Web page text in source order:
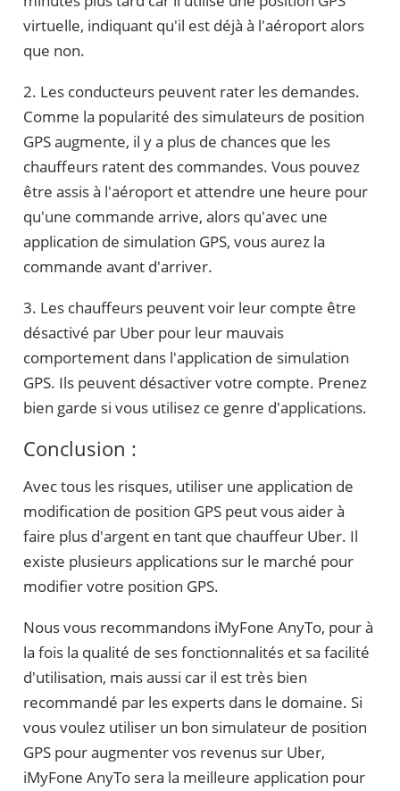
virtuelle, indiquant qu'il est déjà à l'aéroport alors
que non.
2. Les conducteurs peuvent rater les demandes.
Comme la popularité des simulateurs de position
GPS augmente, il y a plus de chances que les
chauffeurs ratent des commandes. Vous pouvez
être assis à l'aéroport et attendre une heure pour
qu'une commande arrive, alors qu'avec une
application de simulation GPS, vous aurez la
commande avant d'arriver.
3. Les chauffeurs peuvent voir leur compte être
désactivé par Uber pour leur mauvais
comportement dans l'application de simulation
GPS. Ils peuvent désactiver votre compte. Prenez
bien garde si vous utilisez ce genre d'applications.
Conclusion :
Avec tous les risques, utiliser une application de
modification de position GPS peut vous aider à
faire plus d'argent en tant que chauffeur Uber. Il
existe plusieurs applications sur le marché pour
modifier votre position GPS.
Nous vous recommandons iMyFone AnyTo, pour à
la fois la qualité de ses fonctionnalités et sa facilité
d'utilisation, mais aussi car il est très bien
recommandé par les experts dans le domaine. Si
vous voulez utiliser un bon simulateur de position
GPS pour augmenter vos revenus sur Uber,
iMyFone AnyTo sera la meilleure application pour